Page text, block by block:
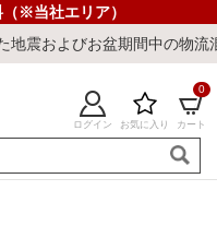
※当社エリア）
期間中の物流混雑の影響に
ログイン お気に入り カート
0
員登録
歴